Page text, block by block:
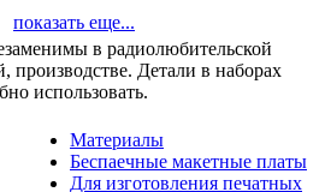
показать еще...
в радиолюбительской
производстве. Детали в наборах
использовать.
Материалы
Беспаечные макетные платы
Для изготовления печатных